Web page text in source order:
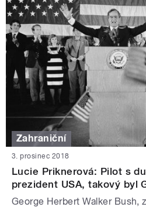
Zahraniční
3. prosinec 2018
Lucie Priknerová: Pilot s
prezident USA, takový byl
George Herbert Walker Bush,